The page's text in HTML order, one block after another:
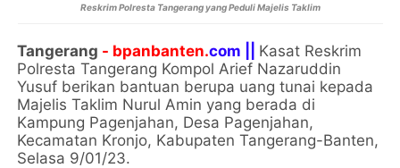
Reskrim Polresta Tangerang yang Peduli Majelis Taklim
Tangerang - bpanbanten.com || Kasat Reskrim
Polresta Tangerang Kompol Arief Nazaruddin
Yusuf berikan bantuan berupa uang tunai kepada
Majelis Taklim Nurul Amin yang berada di
Kampung Pagenjahan, Desa Pagenjahan,
Kecamatan Kronjo, Kabupaten Tangerang-Banten,
Selasa 9/01/23.